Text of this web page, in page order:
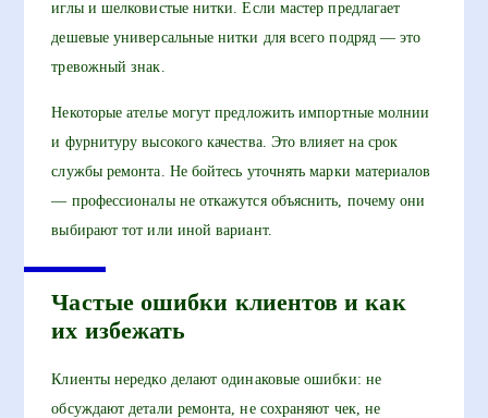
иглы и шелковистые нитки. Если мастер предлагает
дешевые универсальные нитки для всего подряд — это
тревожный знак.
Некоторые ателье могут предложить импортные молнии
и фурнитуру высокого качества. Это влияет на срок
службы ремонта. Не бойтесь уточнять марки материалов
— профессионалы не откажутся объяснить, почему они
выбирают тот или иной вариант.
Частые ошибки клиентов и как
их избежать
Клиенты нередко делают одинаковые ошибки: не
обсуждают детали ремонта, не сохраняют чек, не